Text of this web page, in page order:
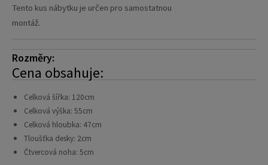
Tento kus nábytku je určen pro samostatnou
montáž.
Rozměry:
Cena obsahuje:
Celková šířka: 120cm
Celková výška: 55cm
Celková hloubka: 47cm
Tloušťka desky: 2cm
Čtvercová noha: 5cm